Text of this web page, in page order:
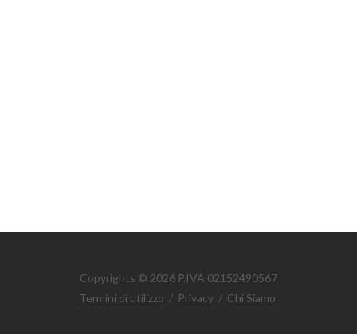
Copyrights © 2026 P.IVA 02152490567
Termini di utilizzo / Privacy / Chi Siamo